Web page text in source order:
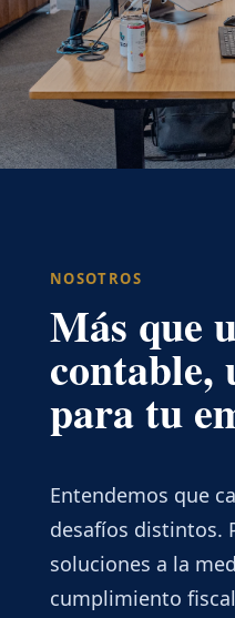
NOSOTROS
Más que
contable,
para tu
Entendemos que
desafíos distintos.
soluciones a la
cumplimiento